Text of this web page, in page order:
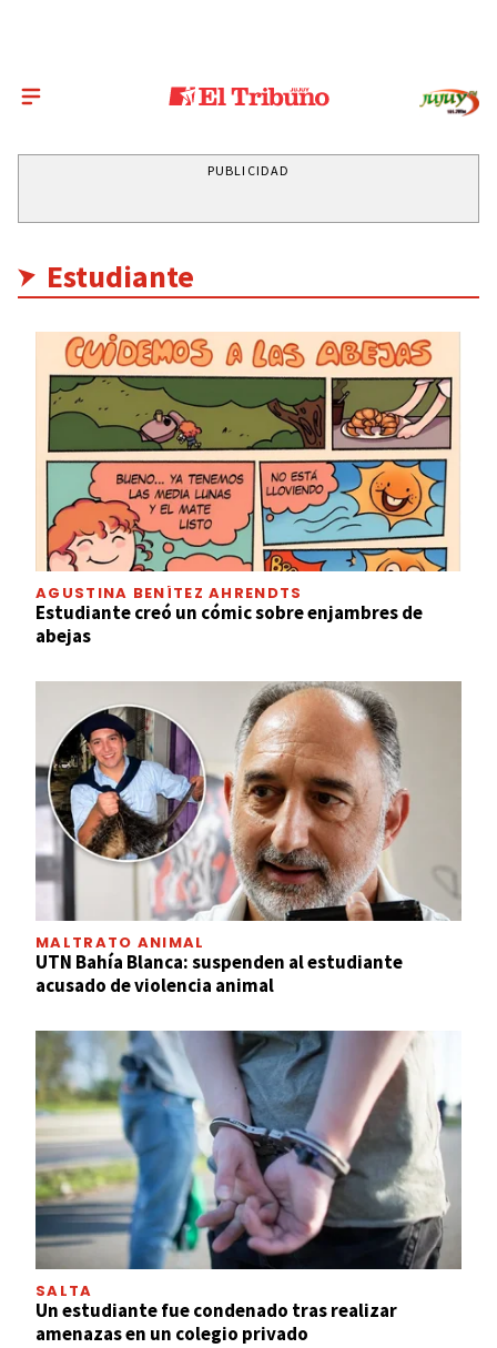
PUBLICIDAD
Estudiante
AGUSTINA BENÍTEZ AHRENDTS
Estudiante creó un cómic sobre enjambres de
abejas
MALTRATO ANIMAL
UTN Bahía Blanca: suspenden al estudiante
acusado de violencia animal
SALTA
Un estudiante fue condenado tras realizar
amenazas en un colegio privado